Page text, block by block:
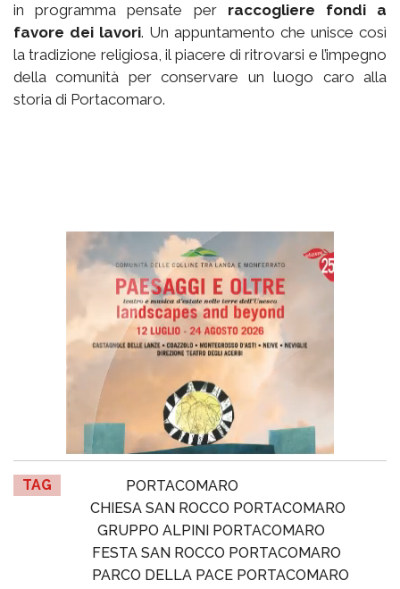
in programma pensate per raccogliere fondi a
favore dei lavori. Un appuntamento che unisce così
la tradizione religiosa, il piacere di ritrovarsi e l’impegno
della comunità per conservare un luogo caro alla
storia di Portacomaro.
TAG
PORTACOMARO
CHIESA SAN ROCCO PORTACOMARO
GRUPPO ALPINI PORTACOMARO
FESTA SAN ROCCO PORTACOMARO
PARCO DELLA PACE PORTACOMARO